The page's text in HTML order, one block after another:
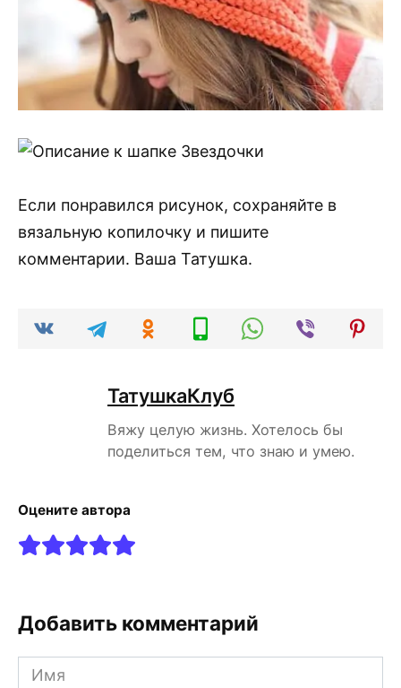
Если понравился рисунок, сохраняйте в
вязальную копилочку и пишите
комментарии. Ваша Татушка.
ТатушкаКлуб
Вяжу целую жизнь. Хотелось бы
поделиться тем, что знаю и умею.
Оцените автора
Добавить комментарий
Имя